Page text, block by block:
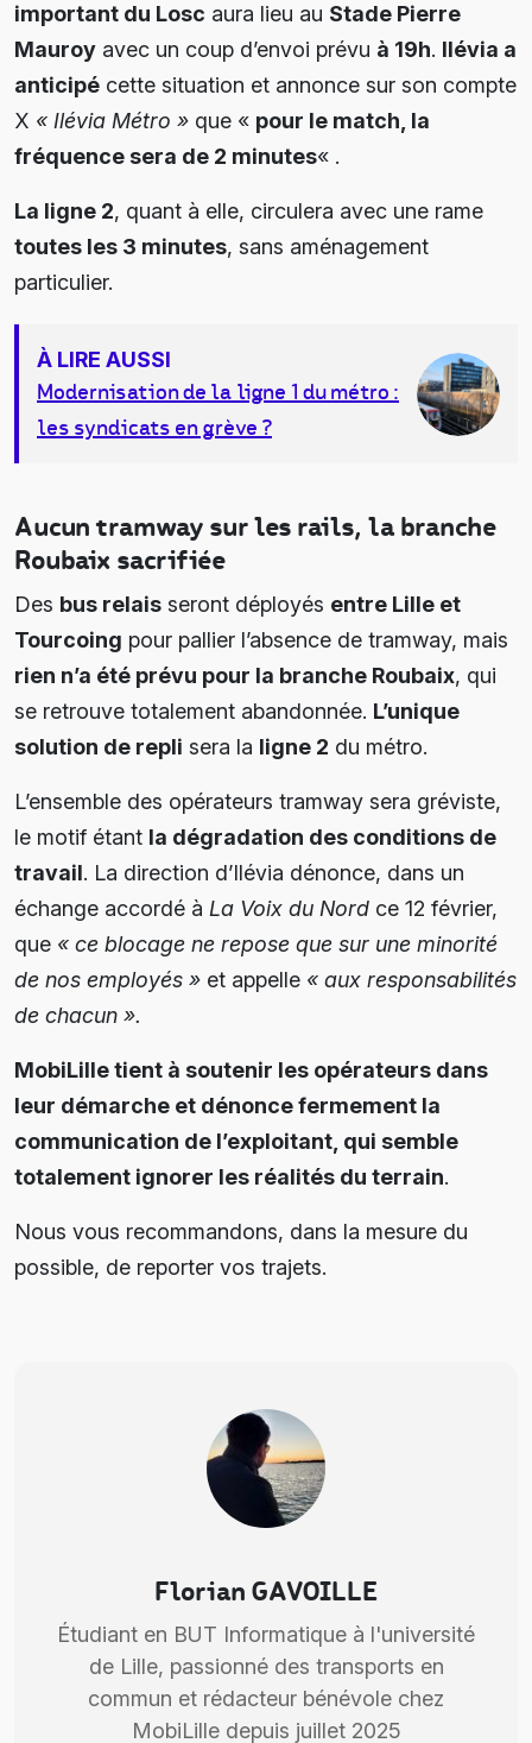
important du Losc aura lieu au Stade Pierre
Mauroy avec un coup d’envoi prévu à 19h. Ilévia a
anticipé cette situation et annonce sur son compte
X « Ilévia Métro » que « pour le match, la
fréquence sera de 2 minutes« .
La ligne 2, quant à elle, circulera avec une rame
toutes les 3 minutes, sans aménagement
particulier.
À LIRE AUSSI
Modernisation de la ligne 1 du métro :
les syndicats en grève ?
Aucun tramway sur les rails, la branche
Roubaix sacrifiée
Des bus relais seront déployés entre Lille et
Tourcoing pour pallier l’absence de tramway, mais
rien n’a été prévu pour la branche Roubaix, qui
se retrouve totalement abandonnée. L’unique
solution de repli sera la ligne 2 du métro.
L’ensemble des opérateurs tramway sera gréviste,
le motif étant la dégradation des conditions de
travail. La direction d’Ilévia dénonce, dans un
échange accordé à La Voix du Nord ce 12 février,
que « ce blocage ne repose que sur une minorité
de nos employés » et appelle « aux responsabilités
de chacun ».
MobiLille tient à soutenir les opérateurs dans
leur démarche et dénonce fermement la
communication de l’exploitant, qui semble
totalement ignorer les réalités du terrain.
Nous vous recommandons, dans la mesure du
possible, de reporter vos trajets.
Florian GAVOILLE
Étudiant en BUT Informatique à l'université
de Lille, passionné des transports en
commun et rédacteur bénévole chez
MobiLille depuis juillet 2025